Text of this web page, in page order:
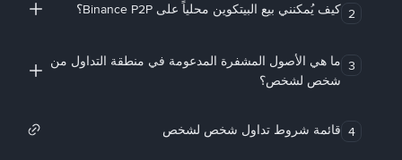
2 كيف يُمكنني بيع البيتكوين محلياً على Binance P2P؟
3 ما هي الأصول المشفرة المدعومة في منطقة التداول من
شخص لشخص؟
4 قائمة شروط تداول شخص لشخص